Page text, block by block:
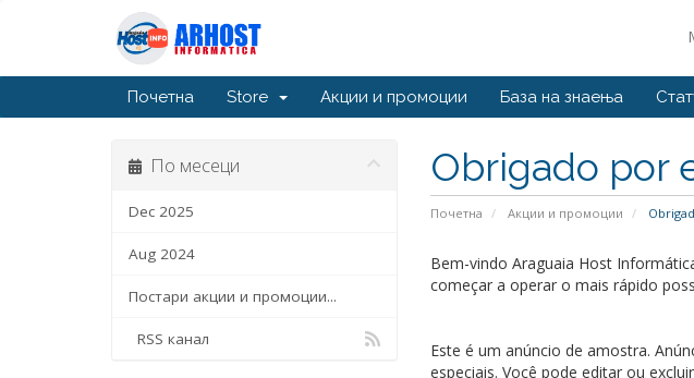
Почетна Store Акции и промоции База на знаења
Obrigado por
Почетна Акции и промоции
По месеци
Dec 2025
Aug 2024
Постари акции и промоции...
RSS канал
Bem-vindo Araguaia Host
começar a operar o mais rápido
Este é um anúncio de amostra.
especiais. Você pode editar ou